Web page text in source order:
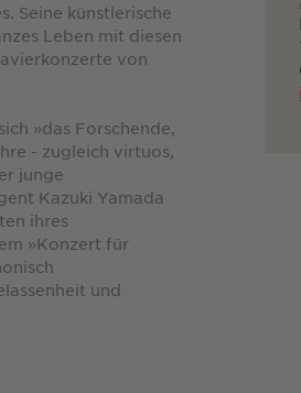
Seine künstlerische
Leben mit diesen
von
»das Forschende,
- zugleich virtuos,
junge
Kazuki Yamada
ihres
»Konzert für
und